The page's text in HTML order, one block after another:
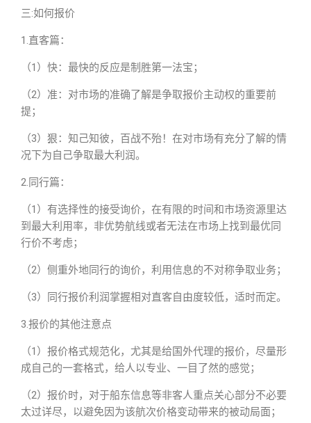
三:如何报价
1.直客篇：
（1）快：最快的反应是制胜第一法宝；
（2）准：对市场的准确了解是争取报价主动权的重要前
提；
（3）狠：知己知彼，百战不殆！在对市场有充分了解的情
况下为自己争取最大利润。
2.同行篇：
（1）有选择性的接受询价，在有限的时间和市场资源里达
到最大利用率，非优势航线或者无法在市场上找到最优同
行价不考虑；
（2）侧重外地同行的询价，利用信息的不对称争取业务；
（3）同行报价利润掌握相对直客自由度较低，适时而定。
3.报价的其他注意点
（1）报价格式规范化，尤其是给国外代理的报价，尽量形
成自己的一套格式，给人以专业、一目了然的感觉；
（2）报价时，对于船东信息等非客人重点关心部分不必要
太过详尽，以避免因为该航次价格变动带来的被动局面；